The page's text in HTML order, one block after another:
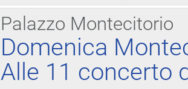
Palazzo Montecitorio
Domenica
Alle 11 concerto